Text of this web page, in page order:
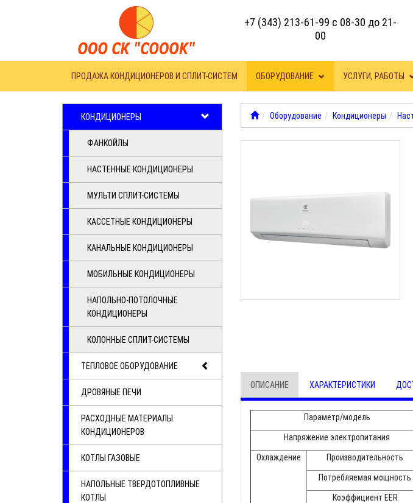
+7 (343) 213-61-99 с 08-30 до 21-
00
ПРОДАЖА КОНДИЦИОНЕРОВ И СПЛИТ-СИСТЕМ ОБОРУДОВАНИЕ УСЛУГИ, РАБОТЫ
КОНДИЦИОНЕРЫ
ФАНКОЙЛЫ
НАСТЕННЫЕ КОНДИЦИОНЕРЫ
МУЛЬТИ СПЛИТ-СИСТЕМЫ
КАССЕТНЫЕ КОНДИЦИОНЕРЫ
КАНАЛЬНЫЕ КОНДИЦИОНЕРЫ
МОБИЛЬНЫЕ КОНДИЦИОНЕРЫ
НАПОЛЬНО-ПОТОЛОЧНЫЕ
КОНДИЦИОНЕРЫ
КОЛОННЫЕ СПЛИТ-СИСТЕМЫ
ТЕПЛОВОЕ ОБОРУДОВАНИЕ
ДРОВЯНЫЕ ПЕЧИ
РАСХОДНЫЕ МАТЕРИАЛЫ
КОНДИЦИОНЕРОВ
КОТЛЫ ГАЗОВЫЕ
НАПОЛЬНЫЕ ТВЕРДОТОПЛИВНЫЕ
КОТЛЫ
Оборудование Кондиционеры
ОПИСАНИЕ ХАРАКТЕРИСТИКИ
Параметр/модель
Напряжение электропитания
Охлаждение Производительность
Потребляемая мощность
Коэффициент EER